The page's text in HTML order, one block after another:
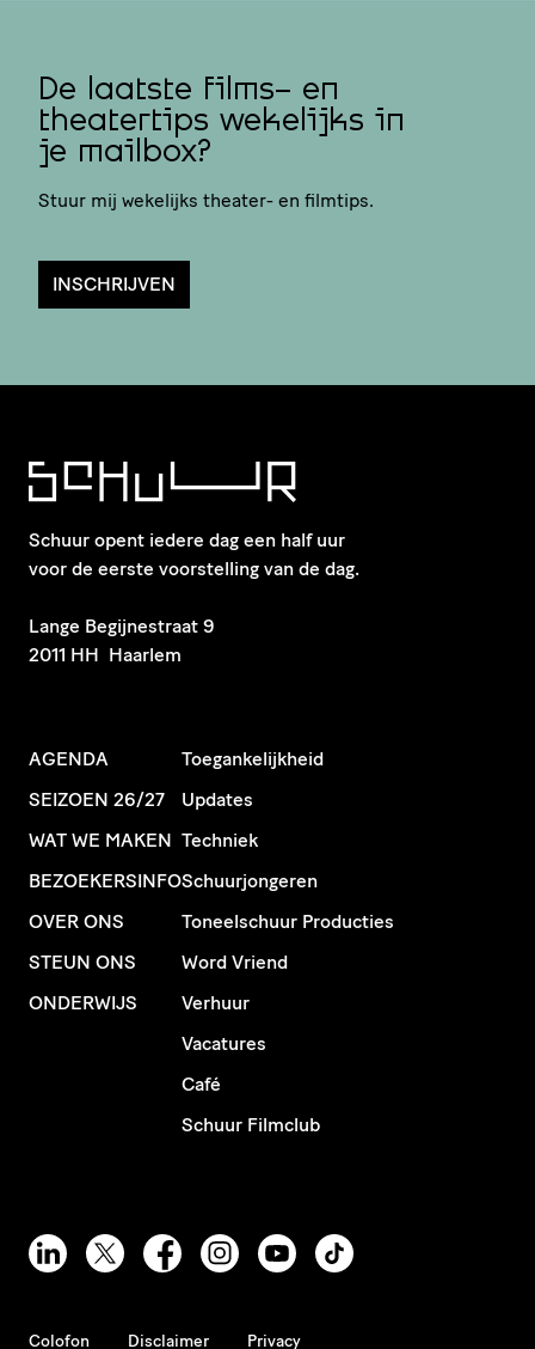
De laatste films- en
theatertips wekelijks in
je mailbox?
Stuur mij wekelijks theater- en filmtips.
INSCHRIJVEN
Schuur opent iedere dag een half uur
voor de eerste voorstelling van de dag.
​Lange Begijnestraat 9
2011 HH Haarlem
AGENDA
SEIZOEN 26/27
WAT WE MAKEN
BEZOEKERSINFO
OVER ONS
STEUN ONS
ONDERWIJS
Toegankelijkheid
Updates
Techniek
Schuurjongeren
Toneelschuur Producties
Word Vriend
Verhuur
Vacatures
Café
Schuur Filmclub
Colofon Disclaimer Privacy